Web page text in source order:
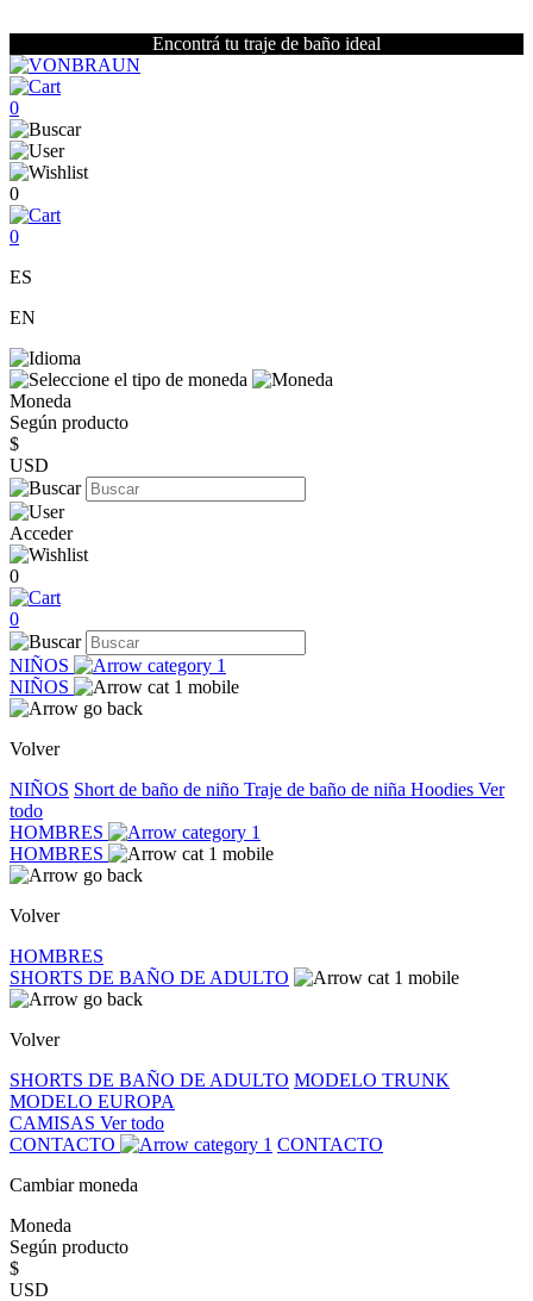
Encontrá tu traje de baño ideal
0
0
0
ES
EN
Moneda
Según producto
$
USD
Acceder
0
0
NIÑOS
NIÑOS
Volver
NIÑOS Short de baño de niño Traje de baño de niña Hoodies Ver
todo
HOMBRES
HOMBRES
Volver
HOMBRES
SHORTS DE BAÑO DE ADULTO
Volver
SHORTS DE BAÑO DE ADULTO MODELO TRUNK
MODELO EUROPA
CAMISAS Ver todo
CONTACTO
CONTACTO
Cambiar moneda
Moneda
Según producto
$
USD